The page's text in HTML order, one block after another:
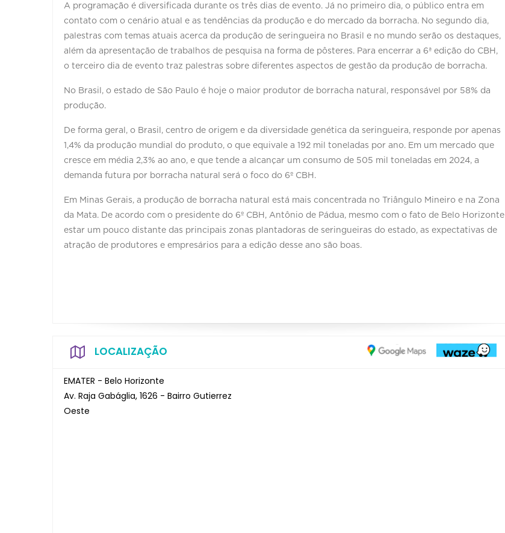
A programação é diversificada durante os três dias de evento. Já no primeiro dia, o público entra em
contato com o cenário atual e as tendências da produção e do mercado da borracha. No segundo dia,
palestras com temas atuais acerca da produção de seringueira no Brasil e no mundo serão os destaques,
além da apresentação de trabalhos de pesquisa na forma de pôsteres. Para encerrar a 6ª edição do CBH,
o terceiro dia de evento traz palestras sobre diferentes aspectos de gestão da produção de borracha.
No Brasil, o estado de São Paulo é hoje o maior produtor de borracha natural, responsável por 58% da
produção.
De forma geral, o Brasil, centro de origem e da diversidade genética da seringueira, responde por apenas
1,4% da produção mundial do produto, o que equivale a 192 mil toneladas por ano. Em um mercado que
cresce em média 2,3% ao ano, e que tende a alcançar um consumo de 505 mil toneladas em 2024, a
demanda futura por borracha natural será o foco do 6º CBH.
Em Minas Gerais, a produção de borracha natural está mais concentrada no Triângulo Mineiro e na Zona
da Mata. De acordo com o presidente do 6º CBH, Antônio de Pádua, mesmo com o fato de Belo Horizonte
estar um pouco distante das principais zonas plantadoras de seringueiras do estado, as expectativas de
atração de produtores e empresários para a edição desse ano são boas.
LOCALIZAÇÃO
EMATER - Belo Horizonte
Av. Raja Gabáglia, 1626 - Bairro Gutierrez
Oeste